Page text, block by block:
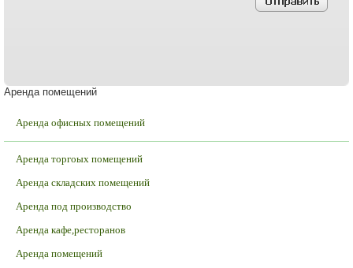
Аренда помещений
Аренда офисных помещений
Аренда торгоых помещений
Аренда складских помещений
Аренда под производство
Аренда кафе,ресторанов
Аренда помещений